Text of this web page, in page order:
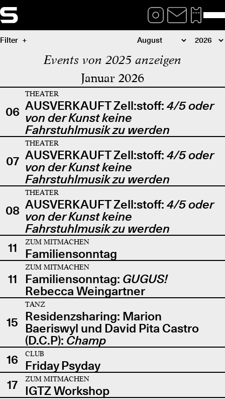
Filter
Events von 2025 anzeigen
Januar 2026
06
THEATER
AUSVERKAUFT Zell:stoff: 4/5 oder
von der Kunst keine
Fahrstuhlmusik zu werden
07
THEATER
AUSVERKAUFT Zell:stoff: 4/5 oder
von der Kunst keine
Fahrstuhlmusik zu werden
08
THEATER
AUSVERKAUFT Zell:stoff: 4/5 oder
von der Kunst keine
Fahrstuhlmusik zu werden
11
ZUM MITMACHEN
Familiensonntag
11
ZUM MITMACHEN
Familiensonntag: GUGUS!
Rebecca Weingartner
15
TANZ
Residenzsharing: Marion
Baeriswyl und David Pita Castro
(D.C.P): Champ
16
CLUB
Friday Psyday
17
ZUM MITMACHEN
IGTZ Workshop